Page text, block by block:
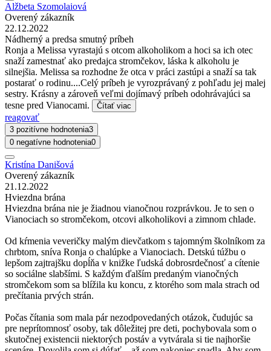
Alžbeta Szomolaiová
Overený zákazník
22.12.2022
Nádherný a predsa smutný príbeh
Ronja a Melissa vyrastajú s otcom alkoholikom a hoci sa ich otec
snaží zamestnať ako predajca stromčekov, láska k alkoholu je
silnejšia. Melissa sa rozhodne že otca v práci zastúpi a snaží sa tak
postarať o rodinu....Celý príbeh je vyrozprávaný z pohľadu jej malej
sestry. Krásny a zároveň veľmi dojímavý príbeh odohrávajúci sa
tesne pred Vianocami.
Čítať viac
reagovať
3 pozitívne hodnotenia3
0 negatívne hodnotenia0
Kristína Danišová
Overený zákazník
21.12.2022
Hviezdna brána
Hviezdna brána nie je žiadnou vianočnou rozprávkou. Je to sen o
Vianociach so stromčekom, otcovi alkoholikovi a zimnom chlade.
Od kŕmenia veveričky malým dievčatkom s tajomným školníkom za
chrbtom, sníva Ronja o chalúpke a Vianociach. Detskú túžbu o
lepšom zajtrajšku dopĺňa v knižke ľudská dobrosrdečnosť a cítenie
so sociálne slabšími. S každým ďalším predaným vianočných
stromčekom som sa blížila ku koncu, z ktorého som mala strach od
prečítania prvých strán.
Počas čítania som mala pár nezodpovedaných otázok, čudujúc sa
pre neprítomnosť osoby, tak dôležitej pre deti, pochybovala som o
skutočnej existencii niektorých postáv a vytvárala si tie najhoršie